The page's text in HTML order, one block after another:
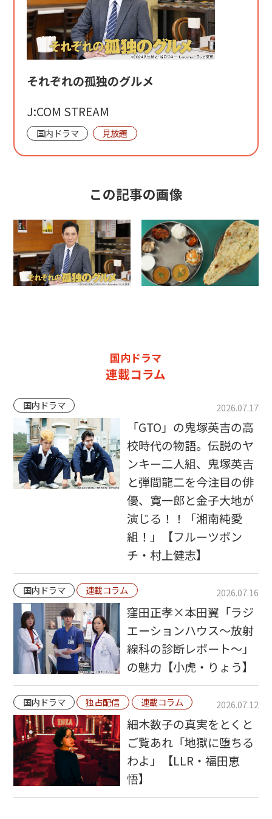
それぞれの孤独のグルメ
J:COM STREAM
国内ドラマ 見放題
この記事の画像
国内ドラマ
連載コラム
国内ドラマ 2026.07.17
「GTO」の鬼塚英吉の高
校時代の物語。伝説のヤ
ンキー二人組、鬼塚英吉
と弾間龍二を今注目の俳
優、寛一郎と金子大地が
演じる！！「湘南純愛
組！」【フルーツポン
チ・村上健志】
国内ドラマ 連載コラム 2026.07.16
窪田正孝×本田翼「ラジ
エーションハウス〜放射
線科の診断レポート〜」
の魅力【小虎・りょう】
国内ドラマ 独占配信 連載コラム 2026.07.12
細木数子の真実をとくと
ご覧あれ「地獄に堕ちる
わよ」【LLR・福田恵
悟】